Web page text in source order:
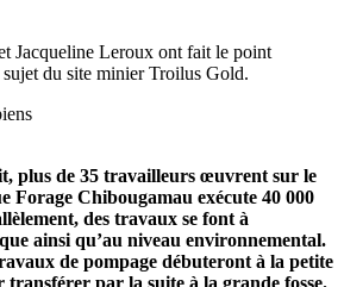
Jacqueline Leroux ont fait le point
du site minier Troilus Gold.
plus de 35 travailleurs œuvrent sur le
Forage Chibougamau exécute 40 000
des travaux se font à
ainsi qu’au niveau environnemental.
de pompage débuteront à la petite